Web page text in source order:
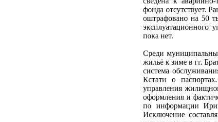
фонда отсутствует.
оштрафовано на 50
эксплуатационного
пока нет.
Среди
жильё к зиме в гг.
система
Кстати о
управления
оформления и
по информации
Исключение